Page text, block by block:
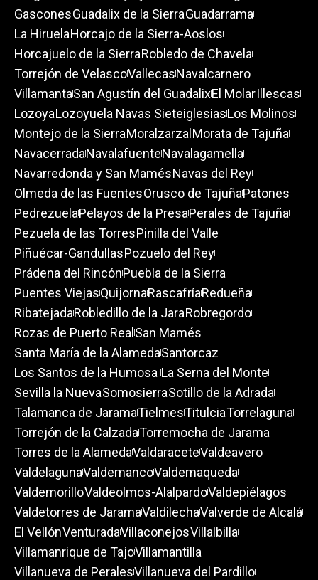
GasconesGuadalix de la SierraGuadarrama
La HiruelaHorcajo de la Sierra-Aoslos
Horcajuelo de la SierraRobledo de Chavela
Torrejón de VelascoVallecasNavalcarnero
VillamantaSan Agustín del GuadalixEl MolarIllescas
LozoyaLozoyuela Navas SieteiglesiasLos Molinos
Montejo de la SierraMoralzarzalMorata de Tajuña
NavacerradaNavalafuenteNavalagamella
Navarredonda y San MamésNavas del Rey
Olmeda de las FuentesOrusco de TajuñaPatones
PedrezuelaPelayos de la PresaPerales de Tajuña
Pezuela de las TorresPinilla del Valle
Piñuécar-GandullasPozuelo del Rey
Prádena del RincónPuebla de la Sierra
Puentes ViejasQuijornaRascafríaRedueña
RibatejadaRobledillo de la JaraRobregordo
Rozas de Puerto RealSan Mamés
Santa María de la AlamedaSantorcaz
Los Santos de la Humosa La Serna del Monte
Sevilla la NuevaSomosierraSotillo de la Adrada
Talamanca de JaramaTielmesTitulciaTorrelaguna
Torrejón de la CalzadaTorremocha de Jarama
Torres de la AlamedaValdaraceteValdeavero
ValdelagunaValdemancoValdemaqueda
ValdemorilloValdeolmos-AlalpardoValdepiélagos
Valdetorres de JaramaValdilechaValverde de Alcalá
El VellónVenturadaVillaconejosVillalbilla
Villamanrique de TajoVillamantilla
Villanueva de PeralesVillanueva del Pardillo